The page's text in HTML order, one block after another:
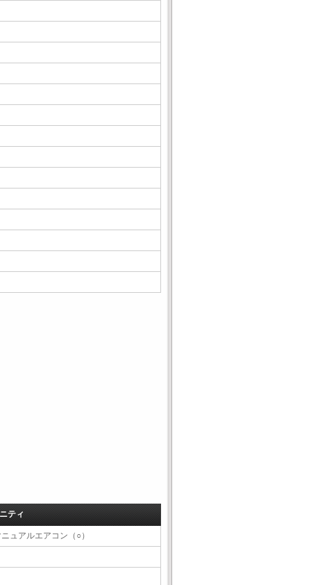
ティ
ニュアルエアコン（○）